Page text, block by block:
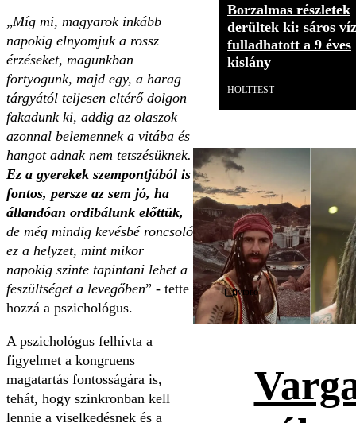
„Míg mi, magyarok inkább
napokig elnyomjuk a rossz
érzéseket, magunkban
fortyogunk, majd egy, a harag
tárgyától teljesen eltérő dolgon
fakadunk ki, addig az olaszok
azonnal belemennek a vitába és
hangot adnak nem tetszésüknek.
Ez a gyerekek szempontjából is
fontos, persze az sem jó, ha
állandóan ordibálunk előttük,
de még mindig kevésbé roncsoló
ez a helyzet, mint mikor
napokig szinte tapintani lehet a
feszültséget a levegőben” - tette
hozzá a pszichológus.
A pszichológus felhívta a
figyelmet a kongruens
magatartás fontosságára is,
tehát, hogy szinkronban kell
lennie a viselkedésnek és a
Borzalmas részletek
derültek ki: sáros
fulladhatott a 9 éves
kislány
HOLTTEST
Videó